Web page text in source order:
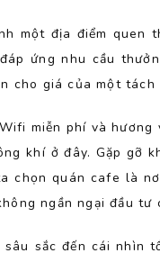
một địa điểm quen
ứng nhu cầu
cho giá của một tách
miễn phí và
khí ở đây. Gặp gỡ
chọn quán cafe là
ngần ngại đầu
sắc đến cái nhìn